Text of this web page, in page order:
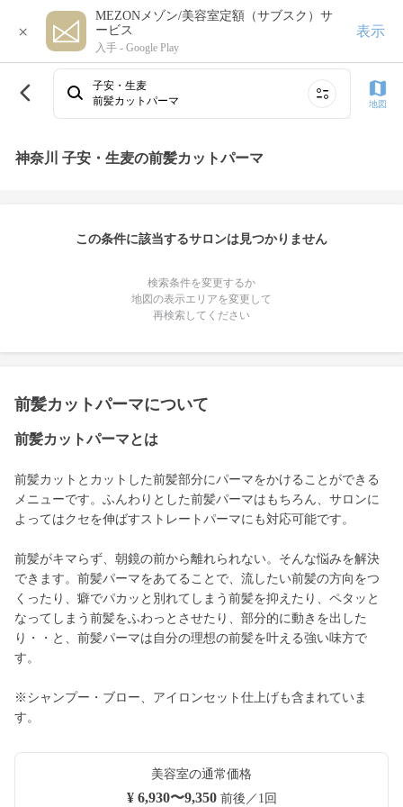
×
MEZONメゾン/美容室定額（サブスク）サ
ービス
入手 - Google Play
表示
子安・生麦
前髪カットパーマ
地図
神奈川 子安・生麦の前髪カットパーマ
この条件に該当するサロンは見つかりません
検索条件を変更するか
地図の表示エリアを変更して
再検索してください
前髪カットパーマについて
前髪カットパーマとは
前髪カットとカットした前髪部分にパーマをかけることができる
メニューです。ふんわりとした前髪パーマはもちろん、サロンに
よってはクセを伸ばすストレートパーマにも対応可能です。
前髪がキマらず、朝鏡の前から離れられない。そんな悩みを解決
できます。前髪パーマをあてることで、流したい前髪の方向をつ
くったり、癖でパカッと別れてしまう前髪を抑えたり、ペタッと
なってしまう前髪をふわっとさせたり、部分的に動きを出した
り・・と、前髪パーマは自分の理想の前髪を叶える強い味方で
す。
※シャンプー・ブロー、アイロンセット仕上げも含まれていま
す。
美容室の通常価格
¥ 6,930〜9,350前後／1回